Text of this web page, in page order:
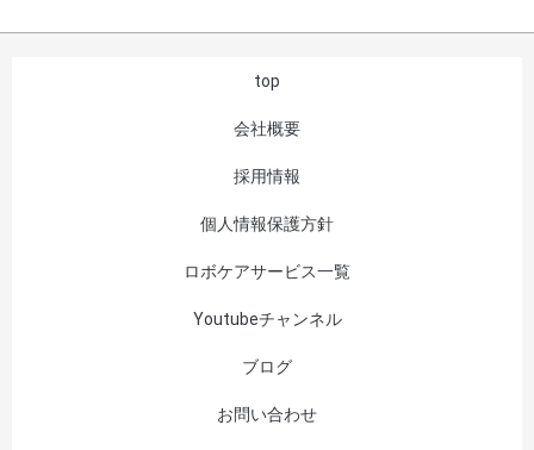
top
会社概要
採用情報
個人情報保護方針
ロボケアサービス一覧
Youtubeチャンネル
ブログ
お問い合わせ